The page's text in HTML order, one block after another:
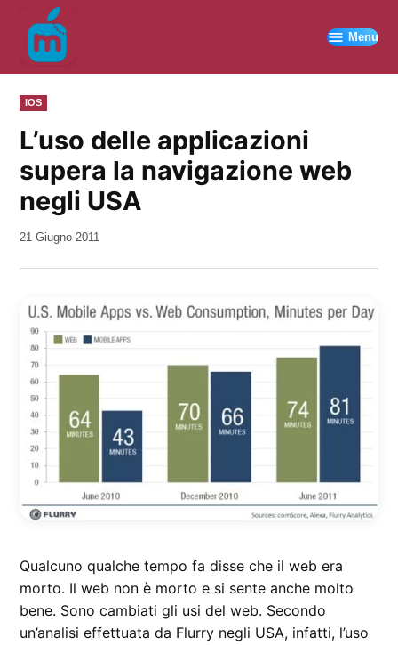
contenuto
Menu
PUBBLICATO
IN
IOS
L’uso delle applicazioni
supera la navigazione web
negli USA
da
21 Giugno 2011
Qualcuno qualche tempo fa disse che il web era
morto. Il web non è morto e si sente anche molto
bene. Sono cambiati gli usi del web. Secondo
un’analisi effettuata da Flurry negli USA, infatti, l’uso